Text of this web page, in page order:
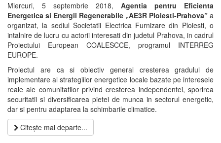
Miercuri, 5 septembrie 2018, Agentia pentru Eficienta
Energetica si Energii Regenerabile „AE3R Ploiesti-Prahova” a
organizat, la sediul Societatii Electrica Furnizare din Ploiesti, o
intalnire de lucru cu actorii interesati din judetul Prahova, in cadrul
Proiectului European COALESCCE, programul INTERREG
EUROPE.
Proiectul are ca si obiectiv general cresterea gradului de
implementare al strategiilor energetice locale bazate pe interesele
reale ale comunitatilor privind cresterea independentei, sporirea
securitatii si diversificarea pietei de munca in sectorul energetic,
dar si pentru adaptarea la schimbarile climatice.
Citește mai departe...